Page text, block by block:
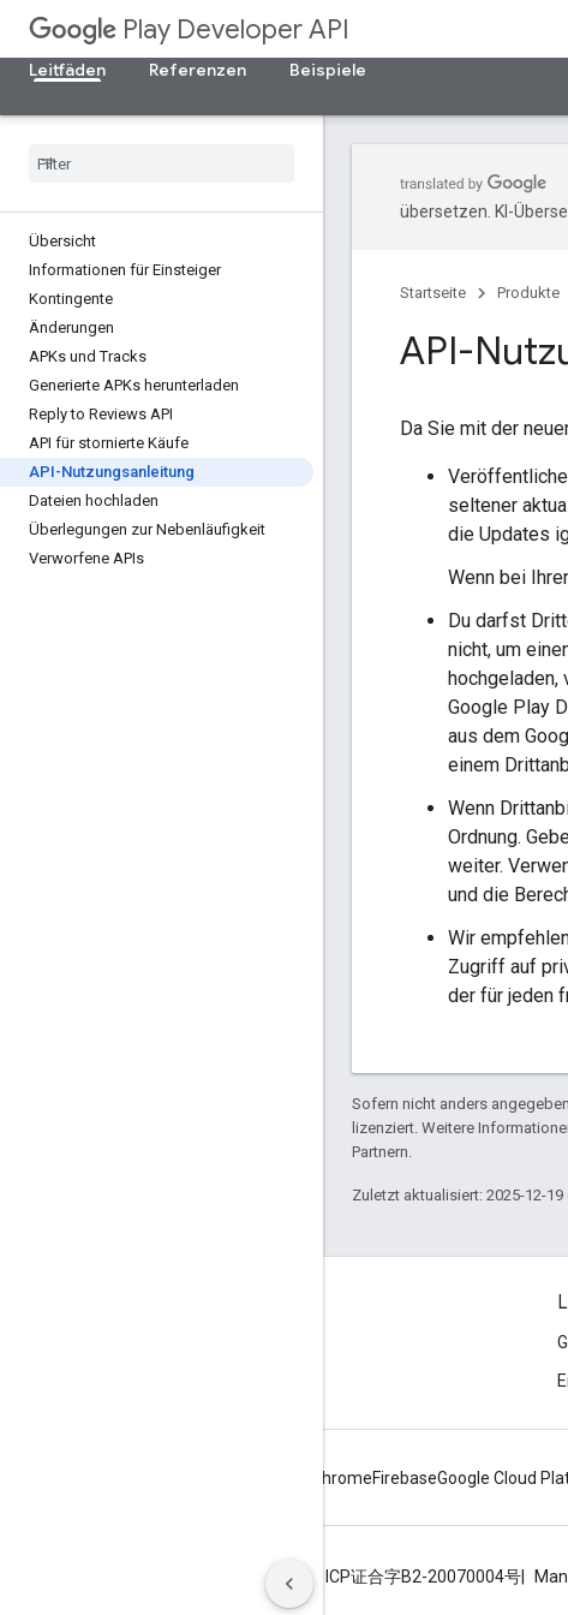
Play Developer API
Leitfäden
Referenzen Beispiele
Übersicht
Informationen für Einsteiger
Kontingente
Änderungen
APKs und Tracks
Generierte APKs herunterladen
Reply to Reviews API
API für stornierte Käufe
API-Nutzungsanleitung
Dateien hochladen
Überlegungen zur Nebenläufigkeit
Verworfene APIs
übersetzen. KI-
Startseite Produkte
API-
Da Sie mit der
seltener
die Updates
Wenn bei
Du darfst
nicht, um
Google Play
aus dem
einem
Wenn
Ordnung.
weiter.
und die
Wir
Zugriff auf
der für jeden
Sofern nicht anders
lizenziert. Weitere
Partnern.
Zuletzt aktualisiert: 2025-12-19
ChromeFirebaseGoogle Cloud
Datenschutz ICP证合字B2-20070004号